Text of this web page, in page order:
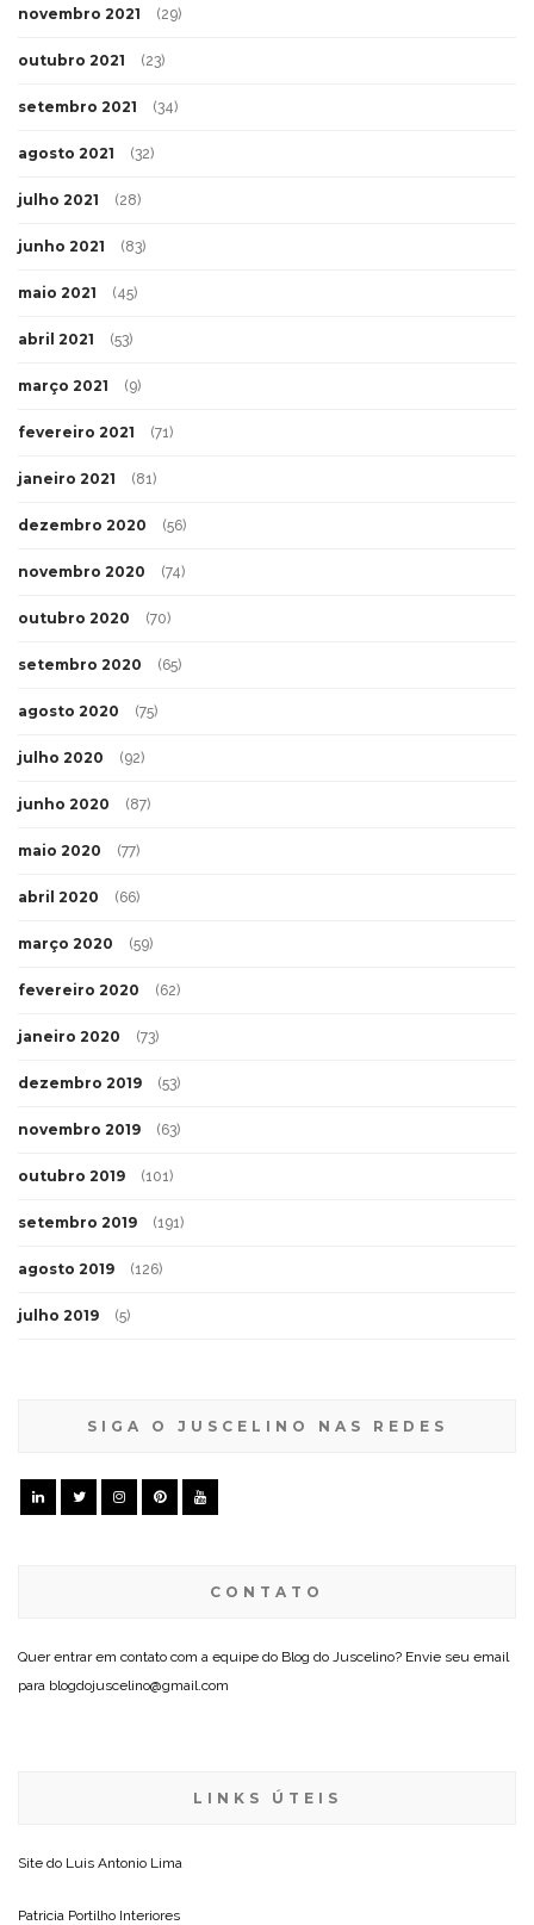
novembro 2021 (29)
outubro 2021 (23)
setembro 2021 (34)
agosto 2021 (32)
julho 2021 (28)
junho 2021 (83)
maio 2021 (45)
abril 2021 (53)
março 2021 (9)
fevereiro 2021 (71)
janeiro 2021 (81)
dezembro 2020 (56)
novembro 2020 (74)
outubro 2020 (70)
setembro 2020 (65)
agosto 2020 (75)
julho 2020 (92)
junho 2020 (87)
maio 2020 (77)
abril 2020 (66)
março 2020 (59)
fevereiro 2020 (62)
janeiro 2020 (73)
dezembro 2019 (53)
novembro 2019 (63)
outubro 2019 (101)
setembro 2019 (191)
agosto 2019 (126)
julho 2019 (5)
SIGA O JUSCELINO NAS REDES
CONTATO
Quer entrar em contato com a equipe do Blog do Juscelino? Envie seu email
para blogdojuscelino@gmail.com
LINKS ÚTEIS
Site do Luis Antonio Lima
Patricia Portilho Interiores